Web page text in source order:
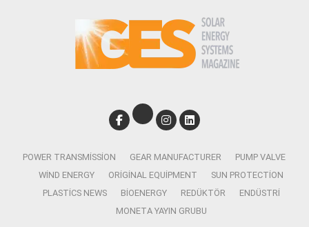
POWER TRANSMISSION GEAR MANUFACTURER
PUMP VALVE
WIND ENERGY
ORIGINAL EQUIPMENT
SUN PROTECTION
PLASTICS NEWS
BIOENERGY REDÜKTÖR
ENDÜSTRI
MONETA YAYIN GRUBU